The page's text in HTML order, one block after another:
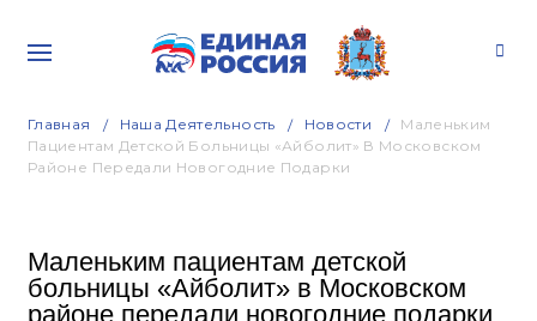
Главная Наша Деятельность Новости
Маленьким
Пациентам Детской Больницы «Айболит» В Московском
Районе Передали Новогодние Подарки
Маленьким пациентам детской
больницы «Айболит» в Московском
районе передали новогодние подарки